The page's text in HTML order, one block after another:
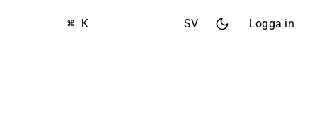
⌘ K SV Logga in